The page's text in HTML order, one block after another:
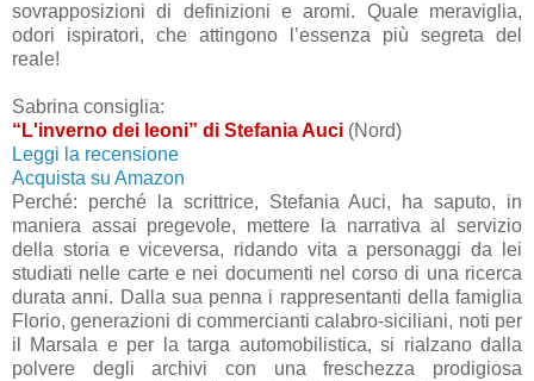
sovrapposizioni di definizioni e aromi. Quale meraviglia,
odori ispiratori, che attingono l’essenza più segreta del
reale!
Sabrina consiglia:
“L'inverno dei leoni” di Stefania Auci (Nord)
Leggi la recensione
Acquista su Amazon
Perché: perché la scrittrice, Stefania Auci, ha saputo, in
maniera assai pregevole, mettere la narrativa al servizio
della storia e viceversa, ridando vita a personaggi da lei
studiati nelle carte e nei documenti nel corso di una ricerca
durata anni. Dalla sua penna i rappresentanti della famiglia
Florio, generazioni di commercianti calabro-siciliani, noti per
il Marsala e per la targa automobilistica, si rialzano dalla
polvere degli archivi con una freschezza prodigiosa